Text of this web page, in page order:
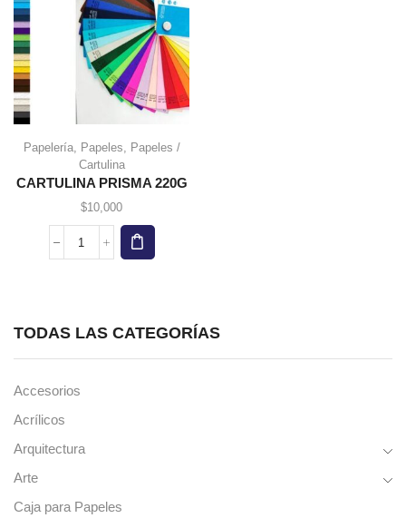
Papelería, Papeles, Papeles /
Cartulina
CARTULINA PRISMA 220G
$10,000
CARTULINA
TODAS LAS CATEGORÍAS
Accesorios
Acrílicos
Arquitectura
Arte
Caja para Papeles